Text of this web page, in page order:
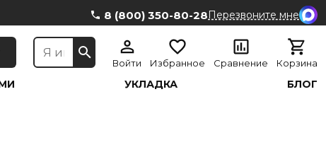
8 (800) 350-80-28Перезвоните мне
Войти Избранное Сравнение Корзина
УКЛАДКА БЛОГ